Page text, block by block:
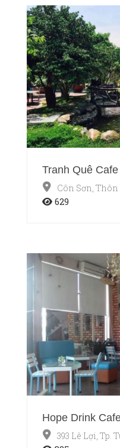
Tranh Quê
Côn Sơn, Thôn
629
Hope Drink
393 Lê Lợi, Tp.